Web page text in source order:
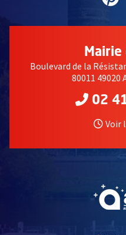
Boulevard de la
80011 49020
02
Voir